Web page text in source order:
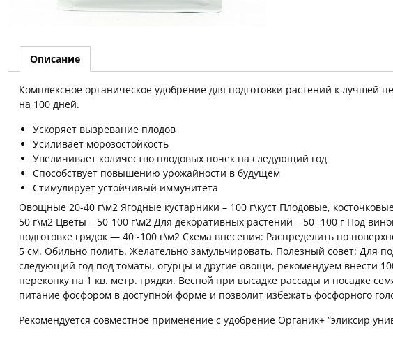
Описание
Комплексное органическое удобрение для подготовки растений к лучшей
на 100 дней.
Ускоряет вызревание плодов
Усиливает морозостойкость
Увеличивает количество плодовых почек на следующий год
Способствует повышению урожайности в будущем
Стимулирует устойчивый иммунитета
Овощные 20-40 г\м2 Ягодные кустарники – 100 г\куст Плодовые,
50 г\м2 Цветы – 50-100 г\м2 Для декоративных растений – 50 -100 г Под
подготовке грядок — 40 -100 г\м2 Схема внесения: Распределить по
5 см. Обильно полить. Желательно замульчировать. Полезный совет: Для
следующий год под томаты, огурцы и другие овощи, рекомендуем внести
перекопку на 1 кв. метр. грядки. Весной при высадке рассады и посадке
питание фосфором в доступной форме и позволит избежать фосфорного
Рекомендуется совместное применение с удобрение Органик+ “эликсир